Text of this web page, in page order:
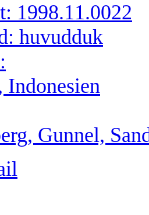
1998.11.0022
huvudduk
Indonesien
Gunnel,